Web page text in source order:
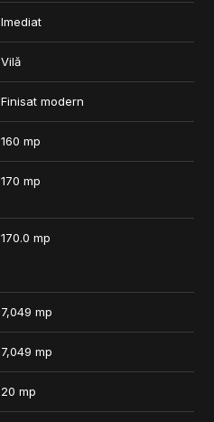
Imediat
Vilă
Finisat modern
160 mp
170 mp
170.0 mp
7,049 mp
7,049 mp
20 mp